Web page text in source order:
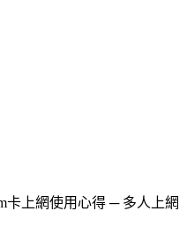
卡上網使用心得 ─ 多人上網